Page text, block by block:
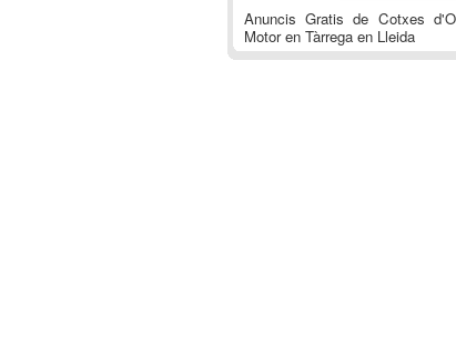
Anuncis Gratis de Cotxes
Motor en Tàrrega en Lleida